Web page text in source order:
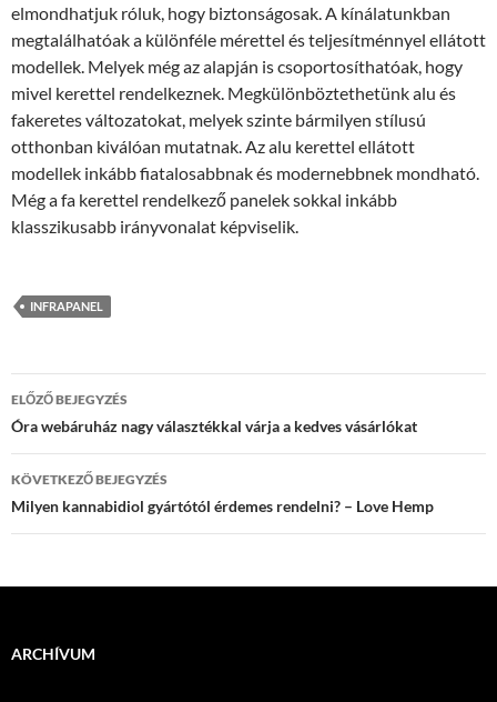
elmondhatjuk róluk, hogy biztonságosak. A kínálatunkban
megtalálhatóak a különféle mérettel és teljesítménnyel ellátott
modellek. Melyek még az alapján is csoportosíthatóak, hogy
mivel kerettel rendelkeznek. Megkülönböztethetünk alu és
fakeretes változatokat, melyek szinte bármilyen stílusú
otthonban kiválóan mutatnak. Az alu kerettel ellátott
modellek inkább fiatalosabbnak és modernebbnek mondható.
Még a fa kerettel rendelkező panelek sokkal inkább
klasszikusabb irányvonalat képviselik.
INFRAPANEL
Bejegyzés
navigáció
ELŐZŐ BEJEGYZÉS
Óra webáruház nagy választékkal várja a kedves vásárlókat
KÖVETKEZŐ BEJEGYZÉS
Milyen kannabidiol gyártótól érdemes rendelni? – Love Hemp
ARCHÍVUM